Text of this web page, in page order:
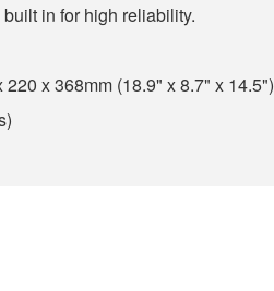
in for high reliability.
x 368mm (18.9" x 8.7" x 14.5")